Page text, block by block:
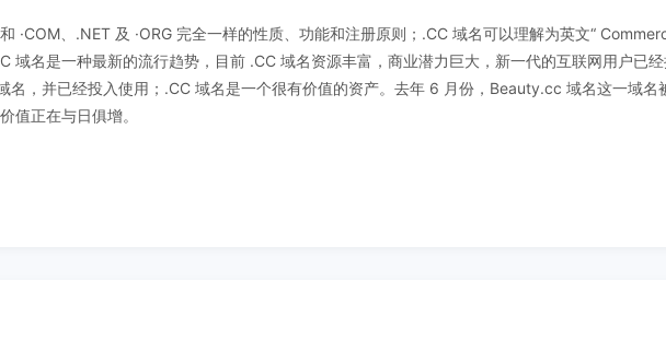
·COM、.NET 及 ·ORG 完全一样的性质、功能和注册原则；.CC 域名可以理解为英文“
域名是一种最新的流行趋势，目前 .CC 域名资源丰富，商业潜力巨大，新一代的互联网用户已
，并已经投入使用；.CC 域名是一个很有价值的资产。去年 6 月份，Beauty.cc 域名这一域
值正在与日俱增。